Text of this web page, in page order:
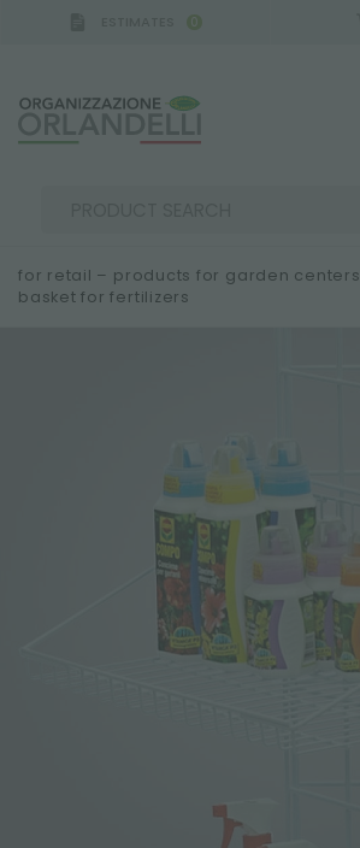
0
MORE RESULTS FOR YOU:
for retail – products for garden centers
basket for fertilizers